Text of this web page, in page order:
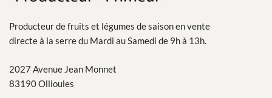
Producteur de fruits et légumes de saison en vente
directe à la serre du Mardi au Samedi de 9h à 13h.
2027 Avenue Jean Monnet
83190 Ollioules